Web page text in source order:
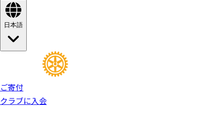
日本語
ご寄付
クラブに入会